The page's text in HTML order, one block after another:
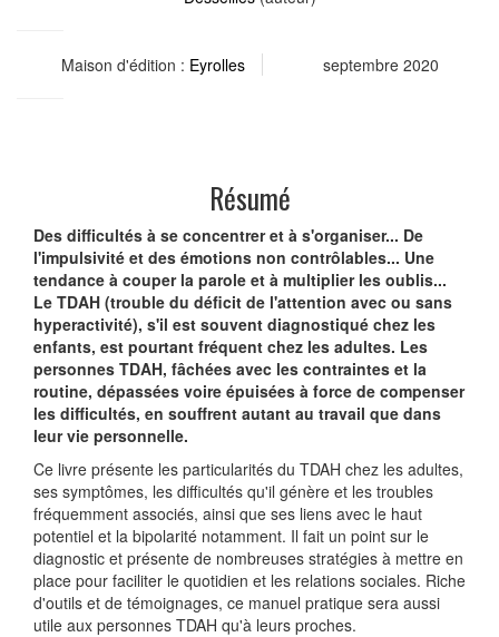
Maison d'édition : Eyrolles septembre 2020
Résumé
Des difficultés à se concentrer et à s'organiser... De
l'impulsivité et des émotions non contrôlables... Une
tendance à couper la parole et à multiplier les oublis...
Le TDAH (trouble du déficit de l'attention avec ou sans
hyperactivité), s'il est souvent diagnostiqué chez les
enfants, est pourtant fréquent chez les adultes. Les
personnes TDAH, fâchées avec les contraintes et la
routine, dépassées voire épuisées à force de compenser
les difficultés, en souffrent autant au travail que dans
leur vie personnelle.
Ce livre présente les particularités du TDAH chez les adultes,
ses symptômes, les difficultés qu'il génère et les troubles
fréquemment associés, ainsi que ses liens avec le haut
potentiel et la bipolarité notamment. Il fait un point sur le
diagnostic et présente de nombreuses stratégies à mettre en
place pour faciliter le quotidien et les relations sociales. Riche
d'outils et de témoignages, ce manuel pratique sera aussi
utile aux personnes TDAH qu'à leurs proches.